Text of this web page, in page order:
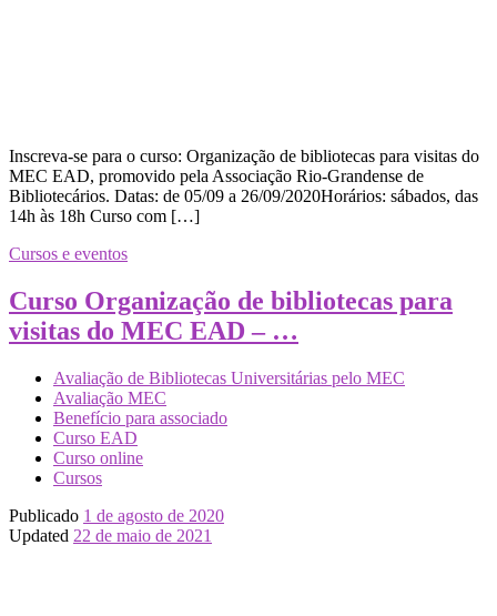
Inscreva-se para o curso: Organização de bibliotecas para visitas do
MEC EAD, promovido pela Associação Rio-Grandense de
Bibliotecários. Datas: de 05/09 a 26/09/2020Horários: sábados, das
14h às 18h Curso com […]
Cursos e eventos
Curso Organização de bibliotecas para
visitas do MEC EAD – …
Avaliação de Bibliotecas Universitárias pelo MEC
Avaliação MEC
Benefício para associado
Curso EAD
Curso online
Cursos
Publicado 1 de agosto de 2020
Updated 22 de maio de 2021